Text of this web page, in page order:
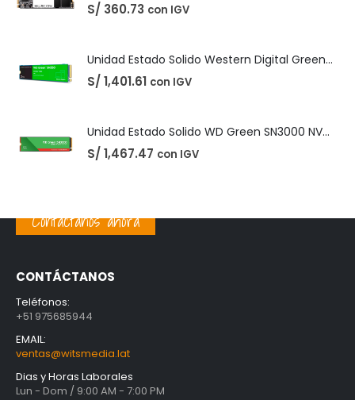
S/1,467.47 con IGV
PRODUCTOS MEJOR VALORADOS
Unidad Estado Solido TeamGroup 512GB MS30
S/360.73 con IGV
S/ 1,401.61
Contáctanos ahora
CONTÁCTANOS
Teléfonos:
+51 975685944
EMAIL:
ventas@witsmedia.lat
Dias y Horas Laborales
Lun - Dom / 9:00 AM - 7:00 PM